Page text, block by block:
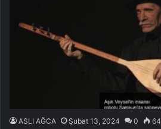
ASLI AĞCA Şubat 13, 2024 0 64